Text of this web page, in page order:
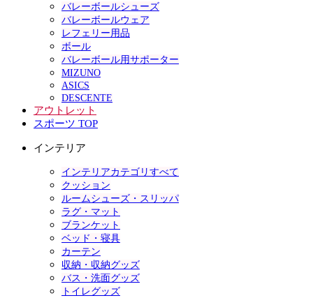
バレーボールシューズ
バレーボールウェア
レフェリー用品
ボール
バレーボール用サポーター
MIZUNO
ASICS
DESCENTE
アウトレット
スポーツ TOP
インテリア
インテリアカテゴリすべて
クッション
ルームシューズ・スリッパ
ラグ・マット
ブランケット
ベッド・寝具
カーテン
収納・収納グッズ
バス・洗面グッズ
トイレグッズ